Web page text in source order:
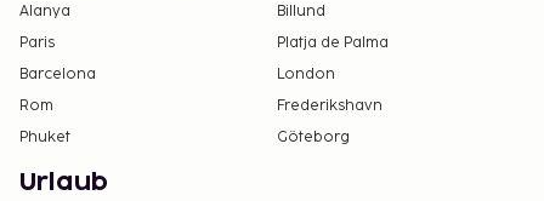
Alanya
Billund
Paris
Platja de Palma
Barcelona
London
Rom
Frederikshavn
Phuket
Göteborg
Urlaub